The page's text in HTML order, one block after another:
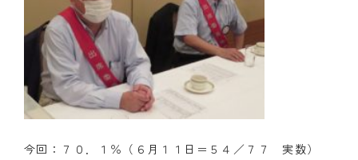
今回：７０．１％（６月１１日＝５４／７７ 実数）